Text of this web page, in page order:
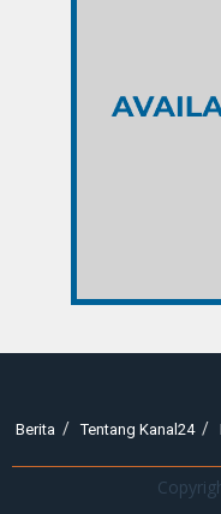
Berita Tentang Kanal24